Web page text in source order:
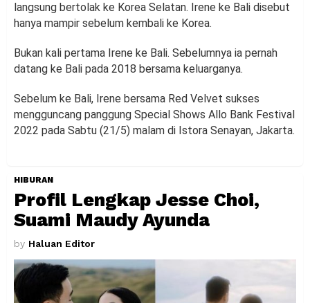
langsung bertolak ke Korea Selatan. Irene ke Bali disebut
hanya mampir sebelum kembali ke Korea.
Bukan kali pertama Irene ke Bali. Sebelumnya ia pernah
datang ke Bali pada 2018 bersama keluarganya.
Sebelum ke Bali, Irene bersama Red Velvet sukses
mengguncang panggung Special Shows Allo Bank Festival
2022 pada Sabtu (21/5) malam di Istora Senayan, Jakarta.
HIBURAN
Profil Lengkap Jesse Choi,
Suami Maudy Ayunda
by Haluan Editor